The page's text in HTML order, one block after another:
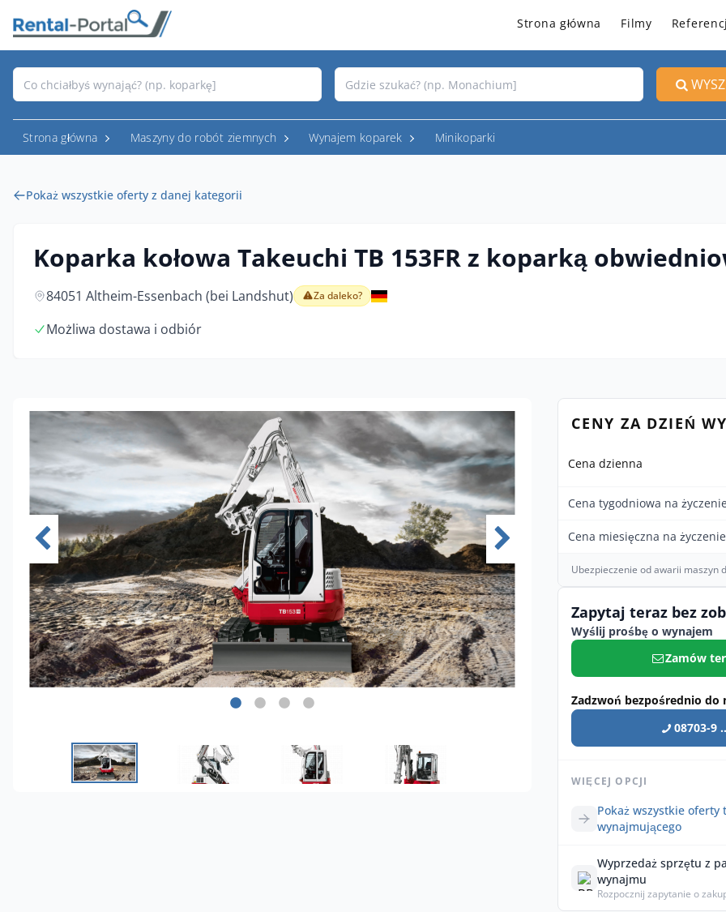
Strona główna Filmy
Strona główna Maszyny do robót ziemnych Wynajem koparek Minikoparki
Pokaż wszystkie oferty z danej kategorii
Koparka kołowa Takeuchi TB 153FR z koparką
84051 Altheim-Essenbach (bei Landshut) Za daleko?
Możliwa dostawa i odbiór
CENY ZA DZIEŃ
Cena dzienna
Cena tygodniowa na
Cena miesięczna na życzenie
Ubezpieczenie od awarii maszyn
Zapytaj teraz bez
Wyślij prośbę o wynajem
Zamów
Zadzwoń bezpośrednio do
08703-9
WIĘCEJ OPCJI
Pokaż wszystkie oferty
wynajmującego
Wyprzedaż sprzętu z
wynajmu
Rozpocznij zapytanie o